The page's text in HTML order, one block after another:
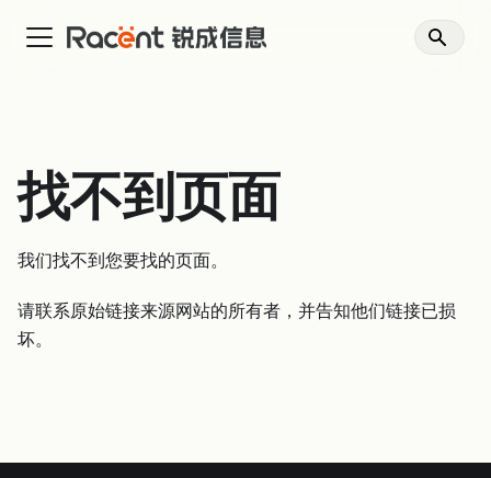
找不到页面
我们找不到您要找的页面。
请联系原始链接来源网站的所有者，并告知他们链接已损
坏。